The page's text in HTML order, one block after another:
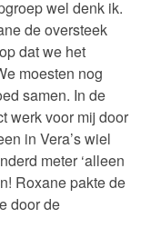
wel denk ik.
de oversteek
dat we het
moesten nog
samen. In de
werk voor mij door
in Vera’s wiel
meter ‘alleen
Roxane pakte de
door de